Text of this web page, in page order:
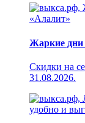
Жаркие дни
Скидки на
31.08.2026.